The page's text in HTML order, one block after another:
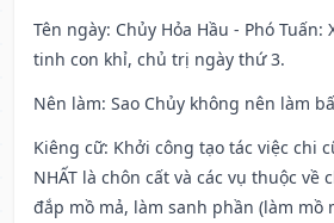
Tên ngày: Chủy Hỏa Hầu - Phó Tuấn:
tinh con khỉ, chủ trị ngày thứ 3.
Nên làm: Sao Chủy không nên làm
Kiêng cữ: Khởi công tạo tác việc chi
NHẤT là chôn cất và các vụ thuộc về
đắp mồ mả, làm sanh phần (làm mồ